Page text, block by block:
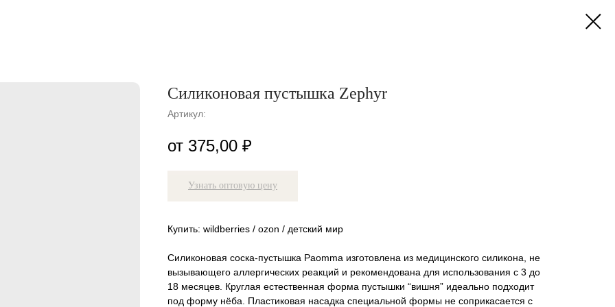
Силиконовая пустышка Zephyr
Артикул:
375,00 ₽
Узнать оптовую цену
Купить: wildberries / ozon / детский мир
Силиконовая соска-пустышка Paomma изготовлена из медицинского силикона, не
вызывающего аллергических реакций и рекомендована для использования с 3 до
18 месяцев. Круглая естественная форма пустышки “вишня” идеально подходит
под форму нёба. Пластиковая насадка специальной формы не соприкасается с